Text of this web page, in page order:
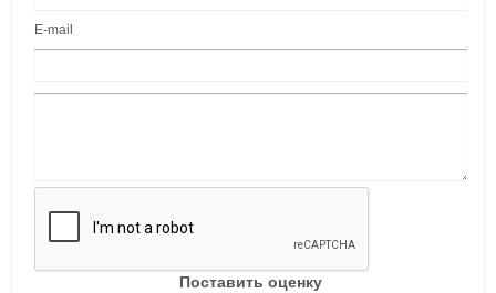
E-mail
Поставить оценку